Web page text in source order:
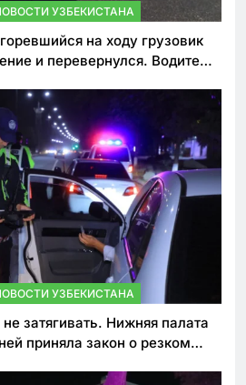
УЗБЕКИСТАНА
на ходу грузовик
и перевернулся. Водитель
УЗБЕКИСТАНА
затягивать. Нижняя палата
приняла закон о резком